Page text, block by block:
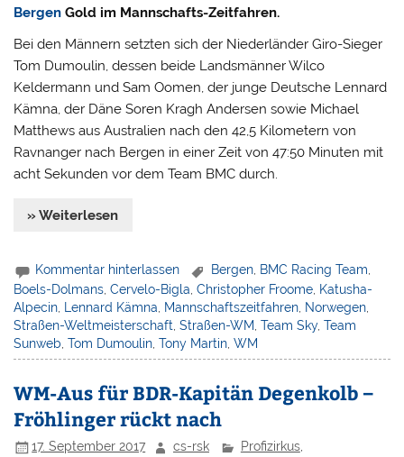
Bergen Gold im Mannschafts-Zeitfahren.
Bei den Männern setzten sich der Niederländer Giro-Sieger
Tom Dumoulin, dessen beide Landsmänner Wilco
Keldermann und Sam Oomen, der junge Deutsche Lennard
Kämna, der Däne Soren Kragh Andersen sowie Michael
Matthews aus Australien nach den 42,5 Kilometern von
Ravnanger nach Bergen in einer Zeit von 47:50 Minuten mit
acht Sekunden vor dem Team BMC durch.
» Weiterlesen
Kommentar hinterlassen Bergen, BMC Racing Team,
Boels-Dolmans ,Cervelo-Bigla ,Christopher Froome Katusha-
Alpecin
Lennard Kämna Mannschaftszeitfahren Norwegen
Straßen-Weltmeisterschaft ,Straßen-WM ,Team Sky,Team
Sunweb ,Tom Dumoulin ,Tony Martin ,WM
WM-Aus für BDR-Kapitän Degenkolb –
Fröhlinger rückt nach
17. September 2017 cs-rsk Profizirkus,